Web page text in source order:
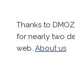
Thanks to
for nearly two
web. About us